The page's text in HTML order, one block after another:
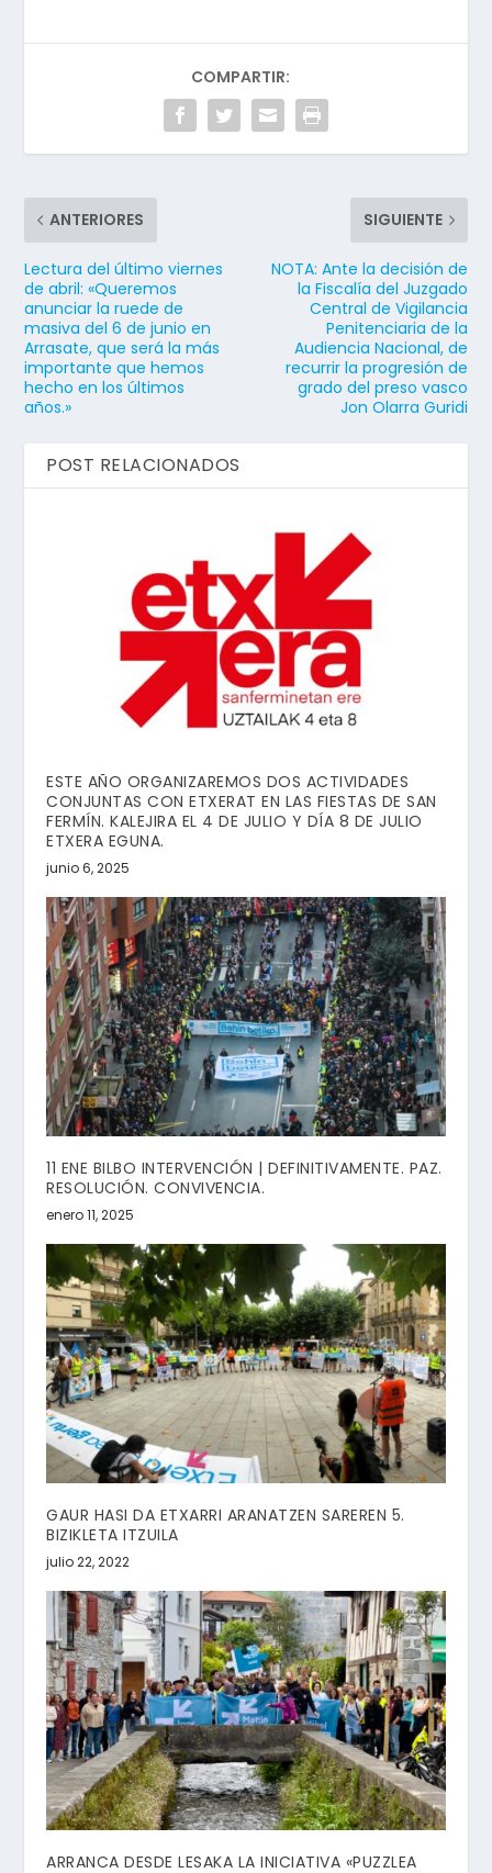
COMPARTIR:
ANTERIORES
Lectura del último viernes
de abril: «Queremos
anunciar la ruede de
masiva del 6 de junio en
Arrasate, que será la más
importante que hemos
hecho en los últimos
años.»
SIGUIENTE
NOTA: Ante la decisión de
la Fiscalía del Juzgado
Central de Vigilancia
Penitenciaria de la
Audiencia Nacional, de
recurrir la progresión de
grado del preso vasco
Jon Olarra Guridi
POST RELACIONADOS
ESTE AÑO ORGANIZAREMOS DOS ACTIVIDADES
CONJUNTAS CON ETXERAT EN LAS FIESTAS DE SAN
FERMÍN. KALEJIRA EL 4 DE JULIO Y DÍA 8 DE JULIO
ETXERA EGUNA.
junio 6, 2025
11 ENE BILBO INTERVENCIÓN | DEFINITIVAMENTE. PAZ.
RESOLUCIÓN. CONVIVENCIA.
enero 11, 2025
GAUR HASI DA ETXARRI ARANATZEN SAREREN 5.
BIZIKLETA ITZUILA
julio 22, 2022
ARRANCA DESDE LESAKA LA INICIATIVA «PUZZLEA